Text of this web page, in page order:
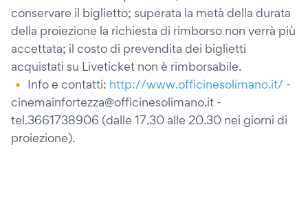
conservare il biglietto; superata la metà della durata
della proiezione la richiesta di rimborso non verrà più
accettata; il costo di prevendita dei biglietti
acquistati su Liveticket non è rimborsabile.
🔸 Info e contatti: http://www.officinesolimano.it/ -
cinemainfortezza@officinesolimano.it -
tel.3661738906 (dalle 17.30 alle 20.30 nei giorni di
proiezione).